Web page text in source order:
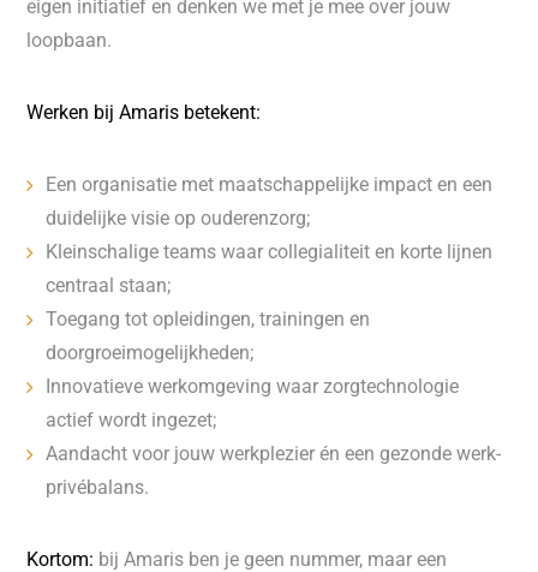
eigen initiatief en denken we met je mee over jouw
loopbaan.
Werken bij Amaris betekent:
Een organisatie met maatschappelijke impact en een
duidelijke visie op ouderenzorg;
Kleinschalige teams waar collegialiteit en korte lijnen
centraal staan;
Toegang tot opleidingen, trainingen en
doorgroeimogelijkheden;
Innovatieve werkomgeving waar zorgtechnologie
actief wordt ingezet;
Aandacht voor jouw werkplezier én een gezonde werk-
privébalans.
Kortom: bij Amaris ben je geen nummer, maar een